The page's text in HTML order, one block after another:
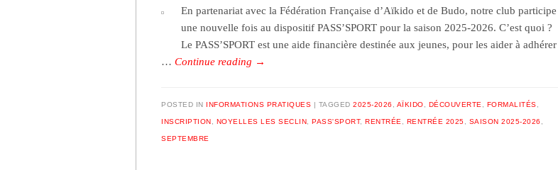
En partenariat avec la Fédération Française d’Aïkido et de Budo, notre club participe
une nouvelle fois au dispositif PASS’SPORT pour la saison 2025-2026. C’est quoi ?
Le PASS’SPORT est une aide financière destinée aux jeunes, pour les aider à adhérer
… Continue reading →
POSTED IN INFORMATIONS PRATIQUES TAGGED 2025-2026 , AÏKIDO, DÉCOUVERTE, FORMALITÉS,
INSCRIPTION , NOYELLES LES SECLIN, PASS'SPORT, RENTRÉE, RENTRÉE 2025, SAISON 2025-2026 ,
SEPTEMBRE